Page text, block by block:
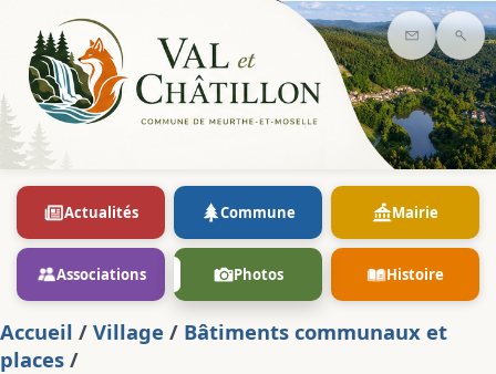
Contact
Actualités Commune Mairie
Associations Photos Histoire
Accueil / Village / Bâtiments communaux et
places /